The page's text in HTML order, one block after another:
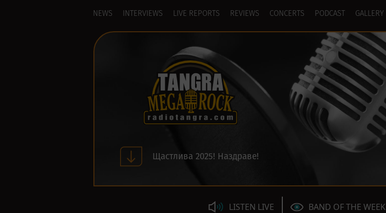
NEWS INTERVIEWS LIVE REPORTS REVIEWS CONCERTS PODCAST GALLERY
Щастлива 2025! Наздраве!
LISTEN LIVE BAND OF THE WEEK